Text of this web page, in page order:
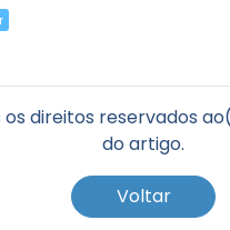
os direitos reservados
do artigo.
Voltar